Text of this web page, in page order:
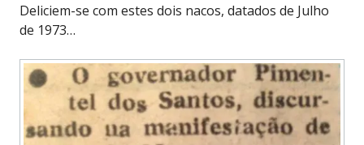
Deliciem-se com estes dois nacos, datados de Julho
de 1973…